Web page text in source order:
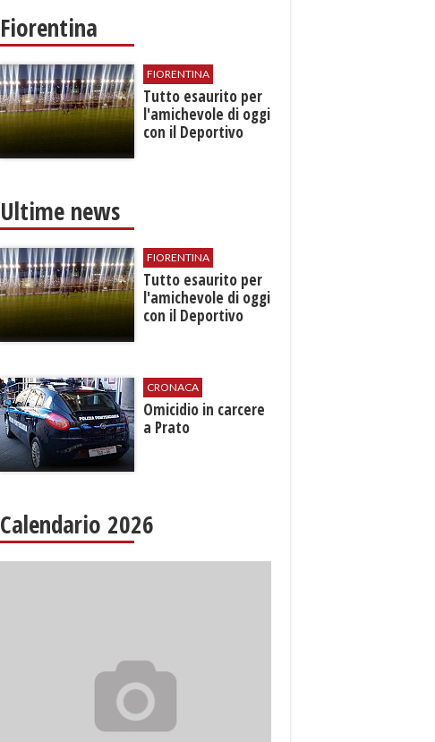
Fiorentina
FIORENTINA
Tutto esaurito per
l'amichevole di oggi
con il Deportivo
Ultime news
FIORENTINA
Tutto esaurito per
l'amichevole di oggi
con il Deportivo
CRONACA
Omicidio in carcere
a Prato
Calendario 2026